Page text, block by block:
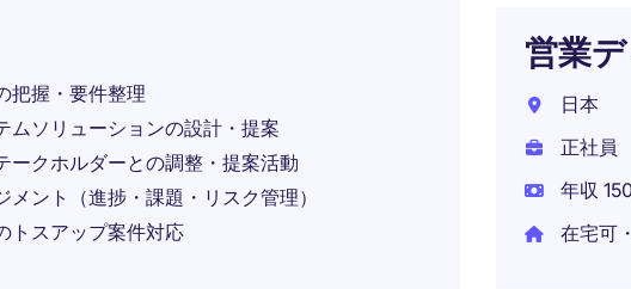
把握・要件整理
ムソリューションの設計・提案
ークホルダーとの調整・提案活動
ント（進捗・課題・リスク管理）
トスアップ案件対応
営業
日本
正社員
年収
在宅可